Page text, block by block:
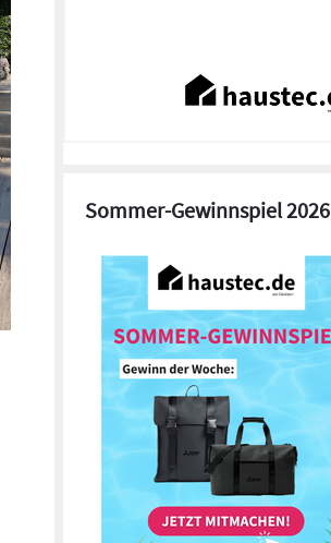
Sommer-Gewinnspiel 2026